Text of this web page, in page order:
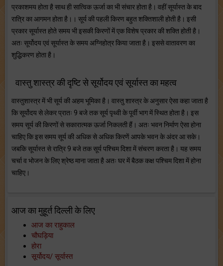
प्रकाशमय होता है साथ ही सात्विक ऊर्जा का भी संचार होता है। वहीं सूर्यास्त के बाद
रात्रि का आगमन होता है।। सूर्य की पहली किरण बहुत शक्तिशाली होती है। इसी
प्रकार सूर्यास्त होते समय भी इसकी किरणों में एक विशेष प्रकार की शक्ति होती है।
अतः सूर्योदय एवं सूर्यास्त के समय अग्निहोत्र किया जाता है। इससे वातावरण का
शुद्धिकरण होता है।
वास्तु शास्त्र की दृष्टि से सूर्योदय एवं सूर्यास्त का महत्व
वास्तुशास्त्र में भी सूर्य की अहम भूमिका है। वास्तु शास्त्र के अनुसार ऐसा कहा जाता है
कि सूर्योदय से लेकर प्रातः 9 बजे तक सूर्य पृथ्वी के पूर्वी भाग में स्थित होता है। इस
समय सूर्य की किरणों से सकारात्मक ऊर्जा निकलती हैं। अतः भवन निर्माण ऐसा होना
चाहिए कि इस समय सूर्य की अधिक से अधिक किरणें आपके भवन के अंदर आ सके।
जबकि सूर्यास्त से रात्रि 9 बजे तक सूर्य पश्चिम दिशा में संचरण करता है। यह समय
चर्चा व भोजन के लिए श्रेष्ठ माना जाता है अतः घर में बैठक कक्ष पश्चिम दिशा में होना
चाहिए।
आज का मुहूर्त दिल्ली के लिए
आज का राहुकाल
चौघड़िया
होरा
सूर्योदय/ सूर्यास्त